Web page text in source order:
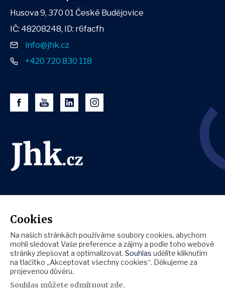
Husova 9, 370 01 České Budějovice
IČ: 48208248, ID: r6facfh
info@jhk.cz
+420 720 830 118
Cookies
Na našich stránkách používáme soubory cookies, abychom
mohli sledovat Vaše preference a zájmy a podle toho webové
stránky zlepšovat a optimalizovat. Souhlas udělíte kliknutím
na tlačítko „Akceptovat všechny cookies“. Děkujeme za
projevenou důvěru.
Souhlas můžete odmítnout zde.